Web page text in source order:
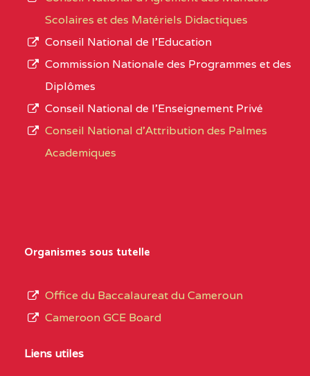
Scolaires et des Matériels Didactiques
Conseil National de l’Education
Commission Nationale des Programmes et des
Diplômes
Conseil National de l’Enseignement Privé
Conseil National d'Attribution des Palmes
Academiques
Organismes sous tutelle
Office du Baccalaureat du Cameroun
Cameroon GCE Board
Liens utiles